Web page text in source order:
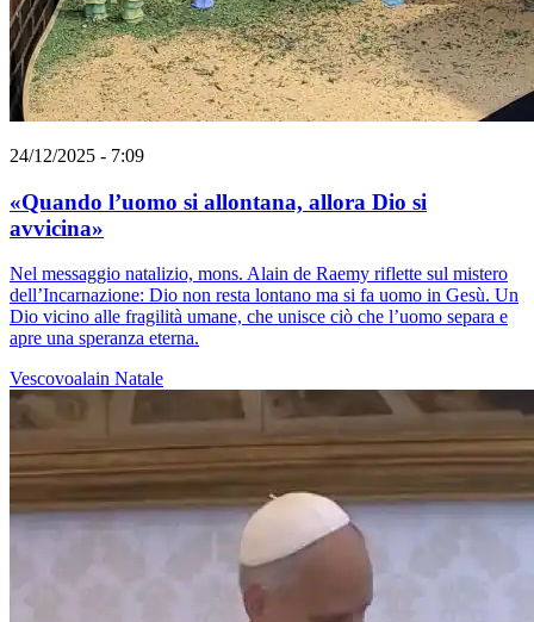
24/12/2025 - 7:09
«Quando l’uomo si allontana, allora Dio si
avvicina»
Nel messaggio natalizio, mons. Alain de Raemy riflette sul mistero
dell’Incarnazione: Dio non resta lontano ma si fa uomo in Gesù. Un
Dio vicino alle fragilità umane, che unisce ciò che l’uomo separa e
apre una speranza eterna.
Vescovoalain Natale